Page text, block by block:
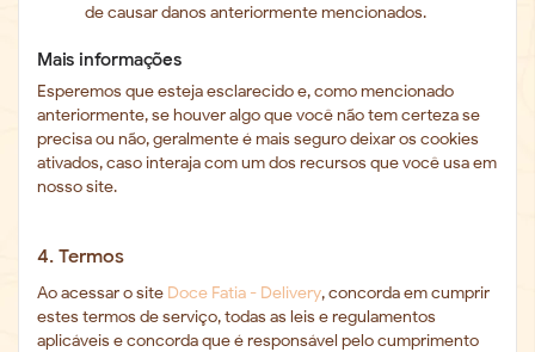
de causar danos anteriormente mencionados.
Mais informações
Esperemos que esteja esclarecido e, como mencionado
anteriormente, se houver algo que você não tem certeza se
precisa ou não, geralmente é mais seguro deixar os cookies
ativados, caso interaja com um dos recursos que você usa em
nosso site.
4. Termos
Ao acessar o site Doce Fatia - Delivery, concorda em cumprir
estes termos de serviço, todas as leis e regulamentos
aplicáveis ​​e concorda que é responsável pelo cumprimento